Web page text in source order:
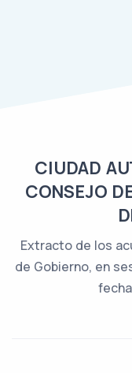
CIUDAD
CONSEJO
Extracto de los
de Gobierno, en